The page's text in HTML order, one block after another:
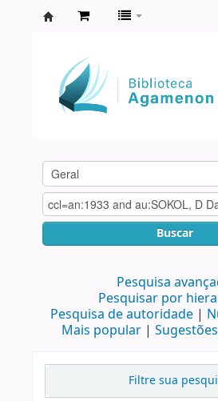
Agamenon
Magalhães
Buscar
Pesquisa
Pesquisar por
Pesquisa de autoridade
Mais popular
Filtre sua